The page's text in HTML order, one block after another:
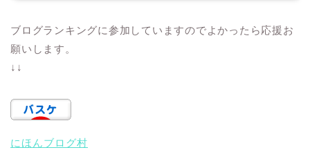
ブログランキングに参加していますのでよかったら応援お
願いします。
↓↓
にほんブログ村